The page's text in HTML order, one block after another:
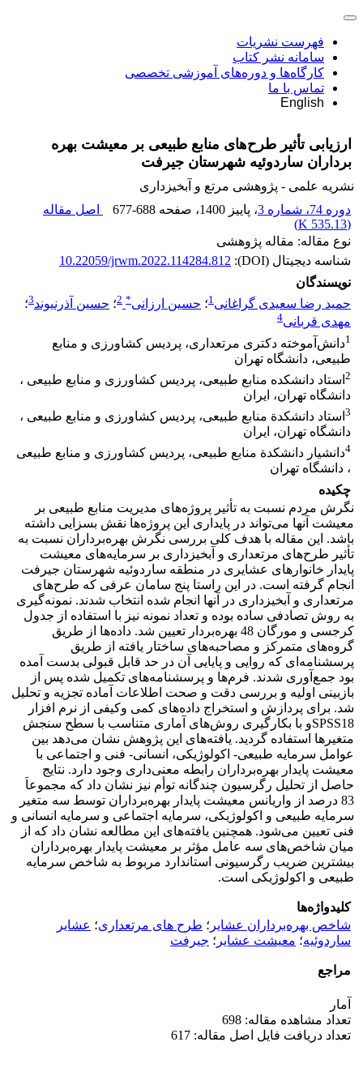
فهرست نشریات
سامانه نشر کتاب
کارگاه‌ها و دوره‌های آموزشی تخصصی
تماس با ما
English
ارزیابی تأثیر طرح‌های منابع طبیعی بر معیشت بهره
برداران ساردوئیه شهرستان جیرفت
نشریه علمی - پژوهشی مرتع و آبخیزداری
دوره 74، شماره 3
، پاییز 1400 ، صفحه 677-688
اصل مقاله
(
535.13 K
)
نوع مقاله: مقاله پژوهشی
شناسه دیجیتال (DOI):
10.22059/jrwm.2022.114284.812
نویسندگان
حمید رضا سعیدی گراغانی1؛ حسین ارزانی*
2؛ حسین آذرنیوند3؛
مهدی قربانی4
1دانش‌آموخته دکتری مرتعداری، پردیس کشاورزی و منابع
طبیعی، دانشگاه تهران
2 استاد دانشکده منابع طبیعی، پردیس کشاورزی و منابع طبیعی ،
دانشگاه تهران، ایران
3 استاد دانشکدة منابع طبیعی، پردیس کشاورزی و منابع طبیعی ،
دانشگاه تهران، ایران
4دانشیار دانشکدة منابع طبیعی، پردیس کشاورزی و منابع طبیعی
، دانشگاه تهران
چکیده
نگرش مردم نسبت به تأثیر پروژه‌های مدیریت منابع طبیعی بر
معیشت آنها می‌تواند در پایداری این پروژه‌ها نقش بسزایی داشته
باشد. این مقاله با هدف کلی بررسی نگرش بهره‌برداران نسبت به
تأثیر طرح‌های مرتعداری و آبخیزداری بر سرمایه‌های معیشت
پایدار خانوارهای عشایری در منطقه ساردوئیه شهرستان جیرفت
انجام گرفته است. در این راستا پنج سامان عرفی که طرح‌های
مرتعداری و آبخیزداری در آنها انجام شده انتخاب شدند. نمونه‌گیری
به روش تصادفی ساده بوده و تعداد نمونه نیز با استفاده از جدول
کرجسی و مورگان 48 بهره‌بردار تعیین شد. داده‌ها از طریق
گروه‌های متمرکز و مصاحبه‌های ساختار یافته از طریق
پرسشنامه‌ای که روایی و پایایی آن در حد قابل قبولی بدست آمده
بود جمع‌آوری شدند. فرم‌ها و پرسشنامه‌های تکمیل شده پس از
بازبینی اولیه و بررسی دقت و صحت اطلاعات آماده تجزیه و تحلیل
شد. برای پردازش و استخراج داده‌های کمی وکیفی از نرم افزار
SPSS18و با بکارگیری روش‌های آماری متناسب با سطح سنجش
متغیرها استفاده گردید. یافته‌های این پژوهش نشان می‌دهد بین
عوامل سرمایه طبیعی- اکولوژیکی، انسانی- فنی و اجتماعی با
معیشت پایدار بهره‌برداران رابطه معنی‌داری وجود دارد. نتایج
حاصل از تحلیل رگرسیون چندگانه توأم نیز نشان داد که مجموعاَ
83 درصد از واریانس معیشت پایدار بهره‌برداران توسط سه متغیر
سرمایه طبیعی و اکولوژیکی، سرمایه اجتماعی و سرمایه انسانی و
فنی تعیین می‌شود. همچنین یافته‌های این مطالعه نشان داد که از
میان شاخص‌های سه عامل مؤثر بر معیشت پایدار بهره‌برداران
بیشترین ضریب رگرسیونی استاندارد مربوط به شاخص‌ سرمایه
طبیعی و اکولوژیکی است.
کلیدواژه‌ها
شاخص بهره‌برداران عشایر ؛ طرح های مرتعداری؛ عشایر
ساردوئیه؛ معیشت عشایر ؛ جیرفت
مراجع
آمار
تعداد مشاهده مقاله: 698
تعداد دریافت فایل اصل مقاله: 617